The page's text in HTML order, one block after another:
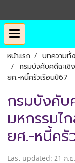
หน้าแรก บทความทั้
กรมบังคับคดีฉะเชิ
ยศ.-หนี้ครัวเรือนปี67
กรมบังคับ
มหกรรมไ
ยศ.-หนี้ครั
Last updated: 21 ก.ย